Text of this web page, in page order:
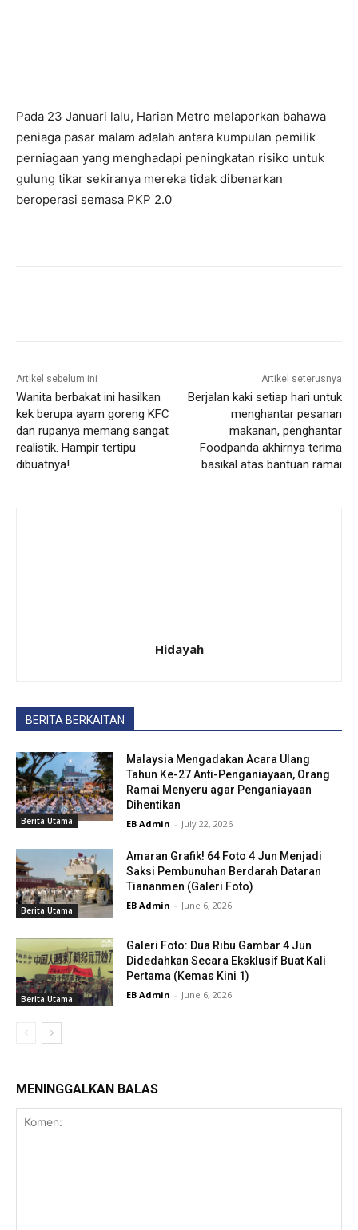
Pada 23 Januari lalu, Harian Metro melaporkan bahawa
peniaga pasar malam adalah antara kumpulan pemilik
perniagaan yang menghadapi peningkatan risiko untuk
gulung tikar sekiranya mereka tidak dibenarkan
beroperasi semasa PKP 2.0
Artikel sebelum ini
Wanita berbakat ini hasilkan
kek berupa ayam goreng KFC
dan rupanya memang sangat
realistik. Hampir tertipu
dibuatnya!
Artikel seterusnya
Berjalan kaki setiap hari untuk
menghantar pesanan
makanan, penghantar
Foodpanda akhirnya terima
basikal atas bantuan ramai
Hidayah
BERITA BERKAITAN
Berita Utama
Malaysia Mengadakan Acara Ulang
Tahun Ke-27 Anti-Penganiayaan, Orang
Ramai Menyeru agar Penganiayaan
Dihentikan
EB Admin - July 22, 2026
Berita Utama
Amaran Grafik! 64 Foto 4 Jun Menjadi
Saksi Pembunuhan Berdarah Dataran
Tiananmen (Galeri Foto)
EB Admin - June 6, 2026
Berita Utama
Galeri Foto: Dua Ribu Gambar 4 Jun
Didedahkan Secara Eksklusif Buat Kali
Pertama (Kemas Kini 1)
EB Admin - June 6, 2026
MENINGGALKAN BALAS